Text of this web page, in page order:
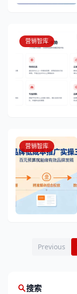
营销智库
营销智库
Previous
搜索